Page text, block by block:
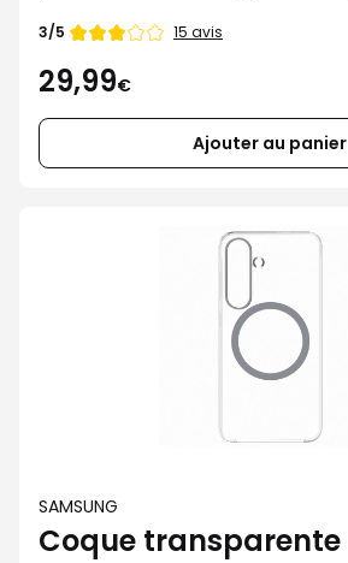
S25
Note
3/5 15 avis
29,99€
Ajouter au panier
SAMSUNG
Coque transparente